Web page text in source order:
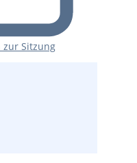
zur Sitzung